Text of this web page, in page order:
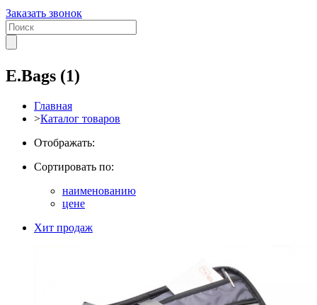
Заказать звонок
E.Bags (1)
Главная
>Каталог товаров
Отображать:
Сортировать по:
наименованию
цене
Хит продаж